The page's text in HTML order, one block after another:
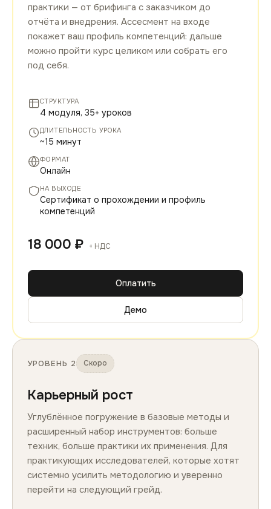
практики — от брифинга с заказчиком до
отчёта и внедрения. Ассесмент на входе
покажет ваш профиль компетенций: дальше
можно пройти курс целиком или собрать его
под себя.
СТРУКТУРА
4 модуля, 35+ уроков
ДЛИТЕЛЬНОСТЬ УРОКА
~15 минут
ФОРМАТ
Онлайн
НА ВЫХОДЕ
Сертификат о прохождении и профиль
компетенций
18 000 ₽ + НДС
Оплатить
Демо
УРОВЕНЬ 2 Скоро
Карьерный рост
Углублённое погружение в базовые методы и
расширенный набор инструментов: больше
техник, больше практики их применения. Для
практикующих исследователей, которые хотят
системно усилить методологию и уверенно
перейти на следующий грейд.